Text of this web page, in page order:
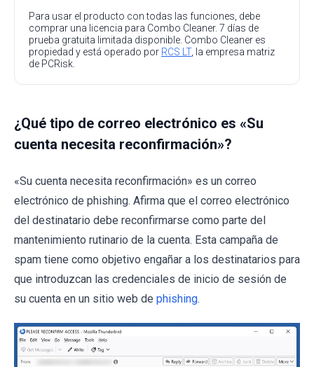
Para usar el producto con todas las funciones, debe
comprar una licencia para Combo Cleaner. 7 días de
prueba gratuita limitada disponible. Combo Cleaner es
propiedad y está operado por RCS LT, la empresa matriz
de PCRisk.
¿Qué tipo de correo electrónico es «Su
cuenta necesita reconfirmación»?
«Su cuenta necesita reconfirmación» es un correo
electrónico de phishing. Afirma que el correo electrónico
del destinatario debe reconfirmarse como parte del
mantenimiento rutinario de la cuenta. Esta campaña de
spam tiene como objetivo engañar a los destinatarios para
que introduzcan las credenciales de inicio de sesión de
su cuenta en un sitio web de phishing.